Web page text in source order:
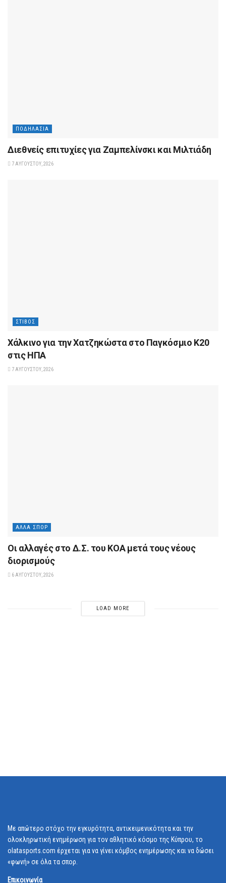
ΠΟΔΗΛΑΣΊΑ
Διεθνείς επιτυχίες για Ζαμπελίνσκι και Μιλτιάδη
7 ΑΥΓΟΎΣΤΟΥ, 2026
ΣΤΊΒΟΣ
Xάλκινο για την Χατζηκώστα στο Παγκόσμιο Κ20
στις ΗΠΑ
7 ΑΥΓΟΎΣΤΟΥ, 2026
ΆΛΛΑ ΣΠΟΡ
Οι αλλαγές στο Δ.Σ. του ΚΟΑ μετά τους νέους
διορισμούς
6 ΑΥΓΟΎΣΤΟΥ, 2026
LOAD MORE
Με απώτερο στόχο την εγκυρότητα, αντικειμενικότητα και την
ολοκληρωτική ενημέρωση για τον αθλητικό κόσμο της Κύπρου, το
olatasports.com έρχεται για να γίνει κόμβος ενημέρωσης και να δώσει
«φωνή» σε όλα τα σπορ.
Επικοινωνία